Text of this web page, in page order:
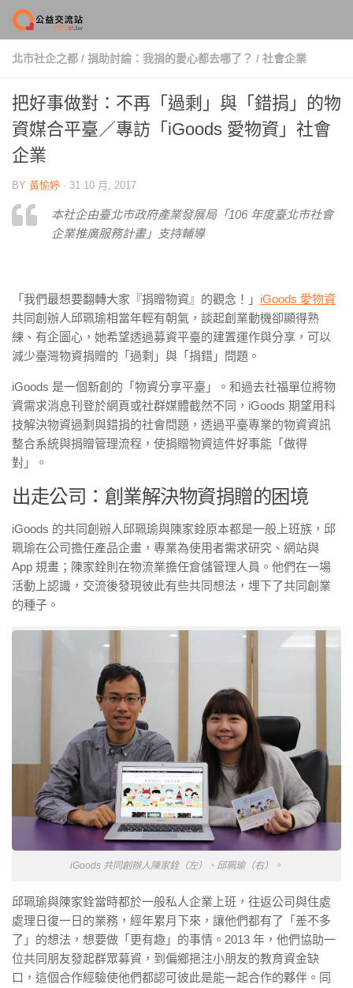
Skip to content
北市社企之都 / 捐助討論：我捐的愛心都去哪了？ / 社會企業
把好事做對：不再「過剩」與「錯捐」的物
資媒合平臺／專訪「iGoods 愛物資」社會
企業
BY 黃愉婷 · 31 10 月, 2017
本社企由臺北市政府產業發展局「106 年度臺北市社會
企業推廣服務計畫」支持輔導
「我們最想要翻轉大家『捐贈物資』的觀念！」 iGoods 愛物資
共同創辦人邱珮瑜相當年輕有朝氣，談起創業動機卻顯得熟
練、有企圖心，她希望透過募資平臺的建置運作與分享，可以
減少臺灣物資捐贈的「過剩」與「捐錯」問題。
iGoods 是一個新創的「物資分享平臺」。和過去社福單位將物
資需求消息刊登於網頁或社群媒體截然不同，iGoods 期望用科
技解決物資過剩與錯捐的社會問題，透過平臺專業的物資資訊
整合系統與捐贈管理流程，使捐贈物資這件好事能「做得
對」。
出走公司：創業解決物資捐贈的困境
iGoods 的共同創辦人邱珮瑜與陳家銓原本都是一般上班族，邱
珮瑜在公司擔任產品企畫，專業為使用者需求研究、網站與
App 規畫；陳家銓則在物流業擔任倉儲管理人員。他們在一場
活動上認識，交流後發現彼此有些共同想法，埋下了共同創業
的種子。
iGoods 共同創辦人陳家銓（左）、邱珮瑜（右）。
邱珮瑜與陳家銓當時都於一般私人企業上班，往返公司與住處
處理日復一日的業務，經年累月下來，讓他們都有了「差不多
了」的想法，想要做「更有趣」的事情。2013 年，他們協助一
位共同朋友發起群眾募資，到偏鄉挹注小朋友的教育資金缺
口，這個合作經驗使他們都認可彼此是能一起合作的夥伴。同